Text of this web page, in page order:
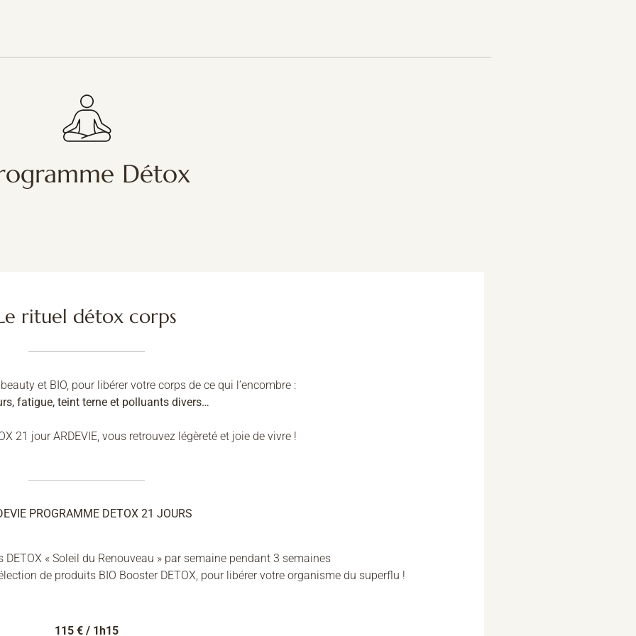
Détox
rituel détox corps
et BIO, pour libérer votre corps de ce qui l’encombre :
fatigue, teint terne et polluants divers…
21 jour ARDEVIE, vous retrouvez légèreté et joie de vivre !
PROGRAMME DETOX 21 JOURS
« Soleil du Renouveau » par semaine pendant 3 semaines
de produits BIO Booster DETOX, pour libérer votre organisme du superflu !
115 € / 1h15